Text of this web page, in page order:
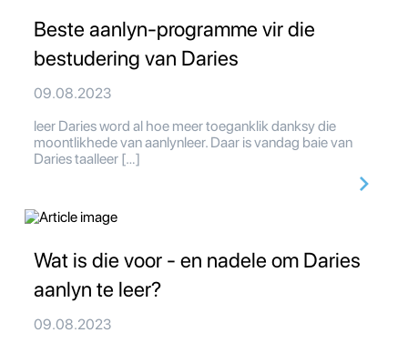
Beste aanlyn-programme vir die
bestudering van Daries
09.08.2023
leer Daries word al hoe meer toeganklik danksy die
moontlikhede van aanlynleer. Daar is vandag baie van
Daries taalleer […]
Wat is die voor - en nadele om Daries
aanlyn te leer?
09.08.2023